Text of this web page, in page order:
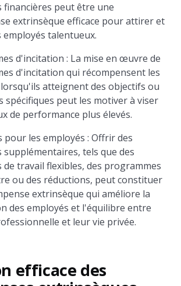
financières peut être une
extrinsèque efficace pour attirer et
talentueux.
d'incitation : La mise en œuvre de
d'incitation qui récompensent les
atteignent des objectifs ou
spécifiques peut les motiver à viser
de performance plus élevés.
pour les employés : Offrir des
supplémentaires, tels que des
de travail flexibles, des programmes
ou des réductions, peut constituer
extrinsèque qui améliore la
des employés et l'équilibre entre
et leur vie privée.
efficace des